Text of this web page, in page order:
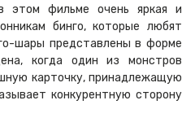
этом фильме очень яркая и
бинго, которые любят
шары представлены в форме
когда один из монстров
карточку, принадлежащую
конкурентную сторону